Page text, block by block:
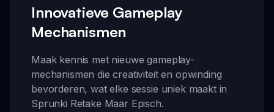
Innovatieve Gameplay
Mechanismen
Maak kennis met nieuwe gameplay-
mechanismen die creativiteit en opwinding
bevorderen, wat elke sessie uniek maakt in
Sprunki Retake Maar Episch.